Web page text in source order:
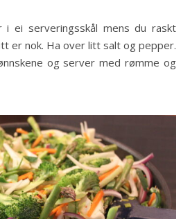
i ei serveringsskål mens du raskt
er nok. Ha over litt salt og pepper.
og server med rømme og